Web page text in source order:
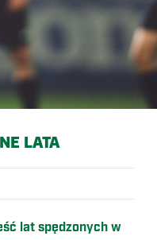
LATA
lat spędzonych w